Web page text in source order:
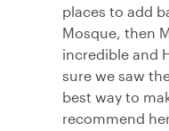
places to add
Mosque, then
incredible and
sure we saw
best way to
recommend